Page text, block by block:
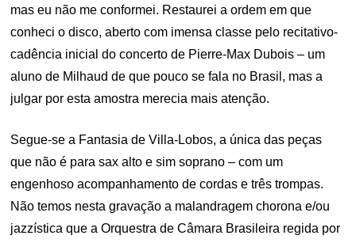
mas eu não me conformei. Restaurei a ordem em que
conheci o disco, aberto com imensa classe pelo recitativo-
cadência inicial do concerto de Pierre-Max Dubois – um
aluno de Milhaud de que pouco se fala no Brasil, mas a
julgar por esta amostra merecia mais atenção.
Segue-se a Fantasia de Villa-Lobos, a única das peças
que não é para sax alto e sim soprano – com um
engenhoso acompanhamento de cordas e três trompas.
Não temos nesta gravação a malandragem chorona e/ou
jazzística que a Orquestra de Câmara Brasileira regida por